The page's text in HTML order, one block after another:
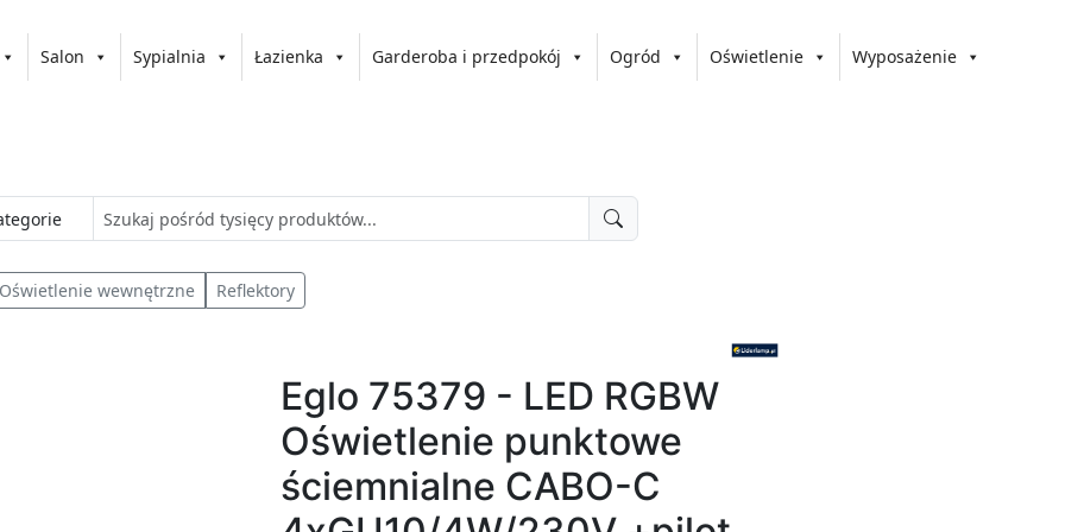
Salon Sypialnia Łazienka Garderoba i przedpokój Ogród Oświetlenie Wyposażenie
Oświetlenie wewnętrzne Reflektory
Eglo 75379 - LED RGBW
Oświetlenie punktowe
ściemnialne CABO-C